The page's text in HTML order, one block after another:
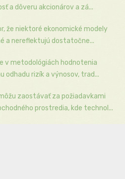
a dôveru akcionárov a zá...
že niektoré ekonomické modely
a nereflektujú dostatočne...
v metodológiách hodnotenia
odhadu rizík a výnosov, trad...
zaostávať za požiadavkami
prostredia, kde technol...